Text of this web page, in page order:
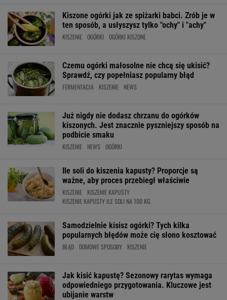
Kiszone ogórki jak ze spiżarki babci. Zrób je w
ten sposób, a usłyszysz tylko "ochy" i "achy"
KISZENIE OGÓRKI OGÓRKI KISZONE
Czemu ogórki małosolne nie chcą się ukisić?
Sprawdź, czy popełniasz popularny błąd
FERMENTACJA KISZENIE NEWS
Już nigdy nie dodasz chrzanu do ogórków
kiszonych. Jest znacznie pyszniejszy sposób na
podbicie smaku
KISZENIE NEWS OGÓRKI
Ile soli do kiszenia kapusty? Proporcje są
ważne, aby proces przebiegł właściwie
KISZENIE
KISZENIE KAPUSTY
KISZENIE KAPUSTY ILE SOLI NA 100 KG
Samodzielnie kisisz ogórki? Tych kilka
popularnych błędów może cię słono kosztować
BŁĄD DOMOWE SPOSOBY KISZENIE
Jak kisić kapustę? Sezonowy rarytas wymaga
odpowiedniego przygotowania. Kluczowe jest
ubijanie warstw